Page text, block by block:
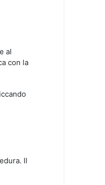
al
con la
Il